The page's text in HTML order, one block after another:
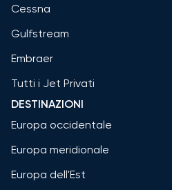
Cessna
Gulfstream
Embraer
Tutti i Jet Privati
DESTINAZIONI
Europa occidentale
Europa meridionale
Europa dell'Est